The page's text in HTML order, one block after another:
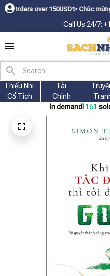
150USDㅤ✨ Chúc mừng
Call Us 24/7:
Thiếu Nhi
Cổ Tích
Tài
Chính
In demand! 163